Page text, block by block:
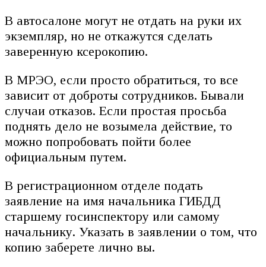
В автосалоне могут не отдать на руки их
экземпляр, но не откажутся сделать
заверенную ксерокопию.
В МРЭО, если просто обратиться, то все
зависит от доброты сотрудников. Бывали
случаи отказов. Если простая просьба
поднять дело не возымела действие, то
можно попробовать пойти более
официальным путем.
В регистрационном отделе подать
заявление на имя начальника ГИБДД
старшему госинспектору или самому
начальнику. Указать в заявлении о том, что
копию заберете лично вы.